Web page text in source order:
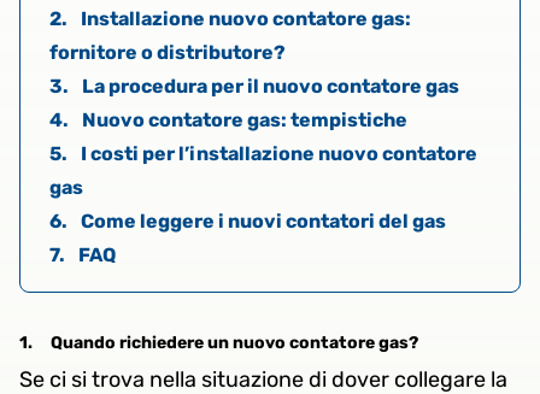
2.
Installazione nuovo contatore gas:
fornitore o distributore?
3.
La procedura per il nuovo contatore gas
4.
Nuovo contatore gas: tempistiche
5.
I costi per l’installazione nuovo contatore
gas
6.
Come leggere i nuovi contatori del gas
7.
FAQ
1. Quando richiedere un nuovo contatore gas?
Se ci si trova nella situazione di dover collegare la